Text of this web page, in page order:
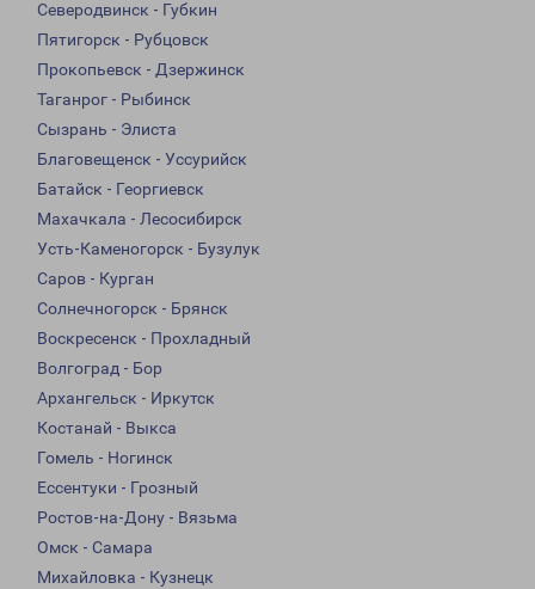
Северодвинск - Губкин
Пятигорск - Рубцовск
Прокопьевск - Дзержинск
Таганрог - Рыбинск
Сызрань - Элиста
Благовещенск - Уссурийск
Батайск - Георгиевск
Махачкала - Лесосибирск
Усть-Каменогорск - Бузулук
Саров - Курган
Солнечногорск - Брянск
Воскресенск - Прохладный
Волгоград - Бор
Архангельск - Иркутск
Костанай - Выкса
Гомель - Ногинск
Ессентуки - Грозный
Ростов-на-Дону - Вязьма
Омск - Самара
Михайловка - Кузнецк